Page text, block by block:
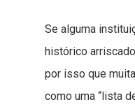
Se alguma
histórico
por isso que
como uma “lista